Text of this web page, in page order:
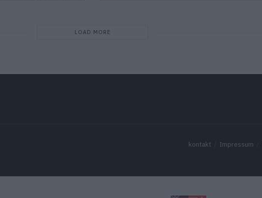
LOAD MORE
kontakt Impressum